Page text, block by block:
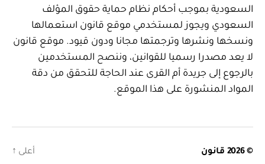
السعودية بموجب أحكام نظام حماية حقوق المؤلف
السعودي ويجوز لمستخدمي موقع قانون استعمالها
ونسخها ونشرها وترجمتها مجانا ودون قيود. موقع قانون
لا يعد مصدرا رسميا للقوانين، وننصح المستخدمين
بالرجوع إلى جريدة أم القرى عند الحاجة للتحقق من دقة
المواد المنشورة على هذا الموقع.
© 2026 قانون أعلى ↑